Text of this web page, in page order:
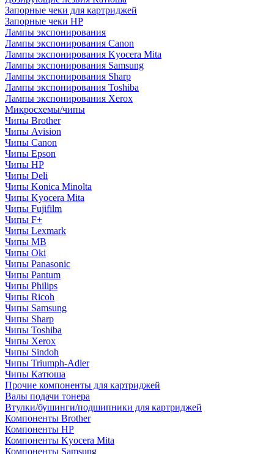
Запорные чеки для картриджей
Запорные чеки HP
Лампы экспонирования
Лампы экспонирования Canon
Лампы экспонирования Kyocera Mita
Лампы экспонирования Samsung
Лампы экспонирования Sharp
Лампы экспонирования Toshiba
Лампы экспонирования Xerox
Микросхемы/чипы
Чипы Brother
Чипы Avision
Чипы Canon
Чипы Epson
Чипы HP
Чипы Deli
Чипы Konica Minolta
Чипы Kyocera Mita
Чипы Fujifilm
Чипы F+
Чипы Lexmark
Чипы MB
Чипы Oki
Чипы Panasonic
Чипы Pantum
Чипы Philips
Чипы Ricoh
Чипы Samsung
Чипы Sharp
Чипы Toshiba
Чипы Xerox
Чипы Sindoh
Чипы Triumph-Adler
Чипы Катюша
Прочие компоненты для картриджей
Валы подачи тонера
Втулки/бушинги/подшипники для картриджей
Компоненты Brother
Компоненты HP
Компоненты Kyocera Mita
Компоненты Samsung